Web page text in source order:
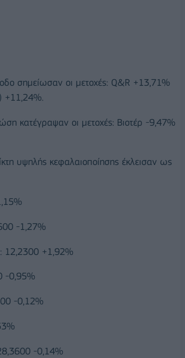
σημείωσαν οι μετοχές: Q&R +13,71%
+11,24%.
κατέγραψαν οι μετοχές: Βιοτέρ -9,47%
υψηλής κεφαλαιοποίησης έκλεισαν ως
-1,27%
12,2300 +1,92%
-0,95%
-0,12%
-0,14%